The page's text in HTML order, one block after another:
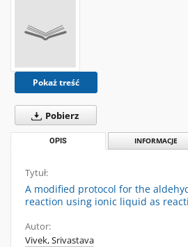
Pokaż treść
Pobierz
OPIS INFORMACJE
Tytuł:
A modified protocol for the
reaction using ionic liquid as
Autor:
Vivek, Srivastava